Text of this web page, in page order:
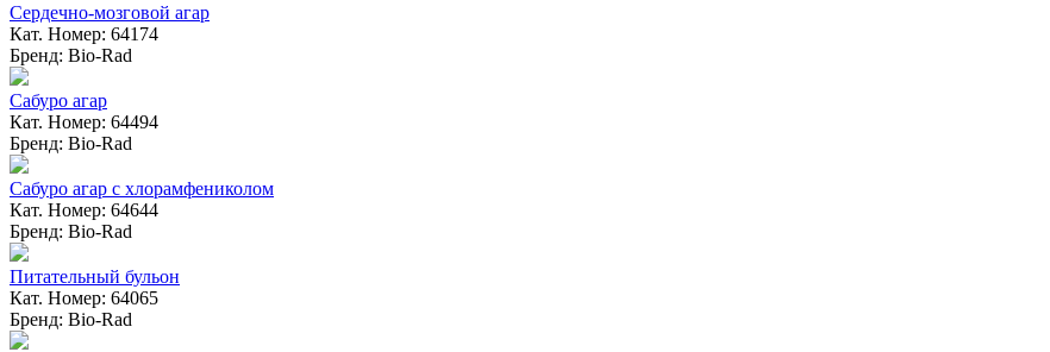
Сердечно-мозговой агар
Кат. Номер: 64174
Бренд: Bio-Rad
Сабуро агар
Кат. Номер: 64494
Бренд: Bio-Rad
Сабуро агар с хлорамфениколом
Кат. Номер: 64644
Бренд: Bio-Rad
Питательный бульон
Кат. Номер: 64065
Бренд: Bio-Rad